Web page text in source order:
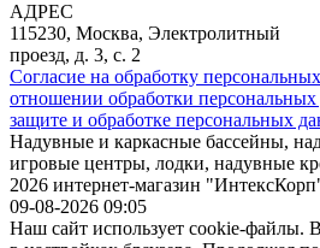
АДРЕС
115230, Москва, Электролитный
проезд, д. 3, с. 2
Согласие на обработку
отношении обработки
защите и обработке персональных
Надувные и каркасные бассейны,
игровые центры, лодки, надувные
2026 интернет-магазин
09-08-2026 09:05
Наш сайт использует cookie-файлы.